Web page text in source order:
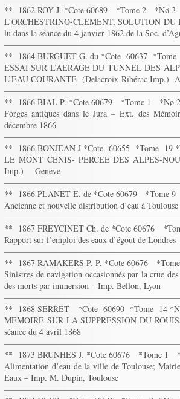
** 1862 ROY J. *Cote 60689 *Tome 2 *Nø 3
L’ORCHESTRINO-CLEMENT, SOLUTION
lu dans la séance du 4 janvier 1862 de la Soc.
** 1864 BURGUET G. du *Cote 60637
ESSAI SUR L’AERAGE DU TUNNEL DES
L’EAU COURANTE- (Delacroix-Ribérac Imp.)
** 1866 BIAL P. *Cote 60679 *Tome 1 *Nø 2
Forges antiques dans le Jura – Ext. des
décembre 1866
** 1866 BONJEAN J *Cote 60655 *Tome 19
LE MONT CENIS- PERCEE DES ALPES-
Imp.) Geneve
** 1866 PLANET E. de *Cote 60679 *Tome
Ancienne et nouvelle distribution d’eau à
** 1867 FREYCINET Ch. de *Cote 60676
Rapport sur l’emploi des eaux d’égout de
** 1867 RAMAKERS P. P. *Cote 60676
Sinistres de navigation occasionnés par la crue
des morts par immersion – Imp. Bellon, Lyon
** 1868 SERRET *Cote 60690 *Tome 14
MEMOIRE SUR LA SUPPRESSION DU
séance du 4 avril 1868
** 1873 BRUNHES J. *Cote 60676 *Tome 1
Alimentation d’eau de la ville de Toulouse;
Eaux – Imp. M. Dupin, Toulouse